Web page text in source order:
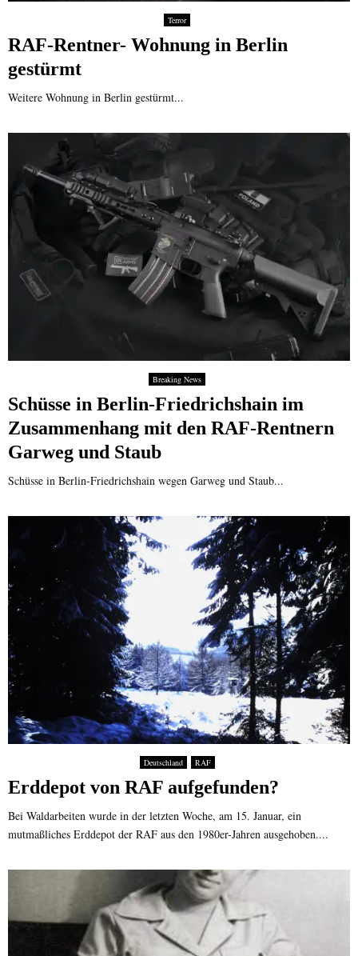
Terror
RAF-Rentner- Wohnung in Berlin
gestürmt
Weitere Wohnung in Berlin gestürmt...
Breaking News
Schüsse in Berlin-Friedrichshain im
Zusammenhang mit den RAF-Rentnern
Garweg und Staub
Schüsse in Berlin-Friedrichshain wegen Garweg und Staub...
Deutschland RAF
Erddepot von RAF aufgefunden?
Bei Waldarbeiten wurde in der letzten Woche, am 15. Januar, ein
mutmaßliches Erddepot der RAF aus den 1980er-Jahren ausgehoben....